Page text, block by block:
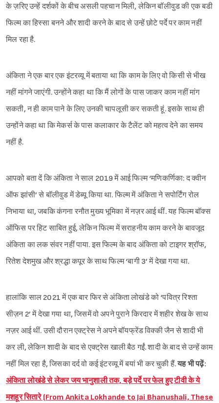
Sign in
के ज़रिए उन्हें दर्शकों के बीच असली पहचान मिली, लेकिन बॉलीवुड की एक बडी
फिल्म का हिस्सा बनने और शादी करने के बाद से उन्हें छोटे पर्दे पर काम नहीं
मिल रहा है.
अंकिता ने एक बार एक इंटरव्यू में बताया था कि काम के लिए वो किसी से भीख
नहीं मांगने जाएंगी. उन्होंने कहा था कि मैं लोगों के पास जाकर काम नहीं मांग
सकती, न ही काम पाने के लिए उनकी चापलूसी कर सकती हूं. इसके साथ ही
उन्होंने कहा था कि मेकर्स के पास कलाकार के टैलेंट को महत्व देने का समय
नहीं है.
आपको बता दें कि अंकिता ने साल 2019 में आई फिल्म ‘मणिकर्णिका: द क्वीन
ऑफ झांसी’ से बॉलीवुड में डेब्यू किया था. फिल्म में अंकिता ने सपोर्टिंग रोल
निभाया था, जबकि कंगना रनौत मुख्य भूमिका में नज़र आई थीं. यह फिल्म बॉक्स
ऑफिस पर हिट साबित हुई, लेकिन फिल्म में सराहनीय काम करने के बावजूद
अंकिता का लक संवर नहीं पाया. इस फिल्म के बाद अंकिता को टाइगर श्रॉफ,
रितेश देशमुख और श्रद्धा कपूर के साथ फिल्म ‘बागी 3’ में देखा गया था.
हालांकि साल 2021 में एक बार फिर से अंकिता लोखंडे को ‘पवित्र रिश्ता
सीज़न 2’ में देखा गया था, जिसमें वो अपने पुराने किरदार में शहीर शेख के साथ
नज़र आई थीं. उसी दौरान एक्ट्रेस ने अपने बॉयफ्रेंड विक्की जैन से शादी भी
कर ली, लेकिन शादी के बाद से एक्ट्रेस खाली बैठ गईं. शादी के बाद से उन्हें काम
नहीं मिल रहा है, जिसका दर्द वो कई इंटरव्यू में बयां भी कर चुकी हैं.यह भी पढ़ें:
अंकिता लोखंडे से लेकर जय भानुशाली तक, बड़े पर्दे पर फेल हुए टीवी के ये
मशहूर सितारे (From Ankita Lokhande to Jai Bhanushali, These